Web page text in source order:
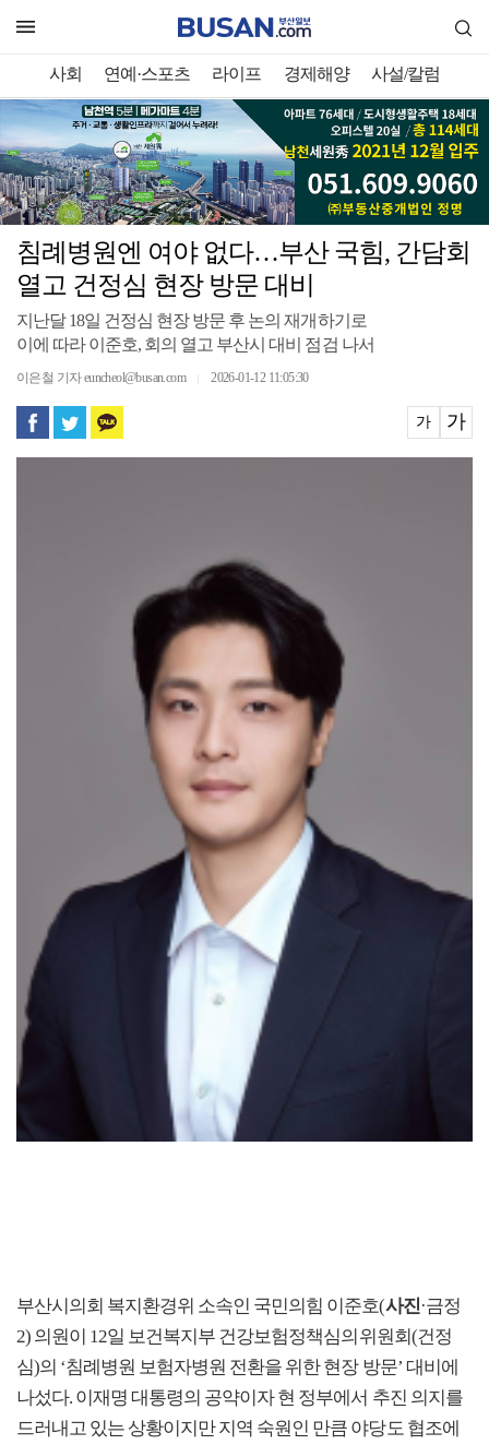
사회 연예·스포츠 라이프 경제해양 사설/칼럼
침례병원엔 여야 없다…부산 국힘, 간담회
열고 건정심 현장 방문 대비
지난달 18일 건정심 현장 방문 후 논의 재개하기로
이에 따라 이준호, 회의 열고 부산시 대비 점검 나서
이은철 기자 euncheol@busan.com 2026-01-12 11:05:30
가 가
부산시의회 복지환경위 소속인 국민의힘 이준호(사진·금정
2) 의원이 12일 보건복지부 건강보험정책심의위원회(건정
심)의 ‘침례병원 보험자병원 전환을 위한 현장 방문’ 대비에
나섰다. 이재명 대통령의 공약이자 현 정부에서 추진 의지를
드러내고 있는 상황이지만 지역 숙원인 만큼 야당도 협조에